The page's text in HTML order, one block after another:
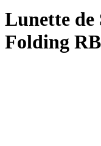
Lunette de
Folding